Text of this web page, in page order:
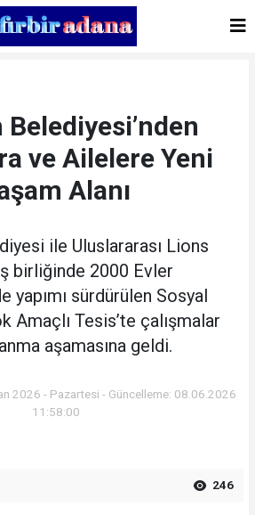
Belediyesi’nden
ve Ailelere Yeni
Alanı
ile Uluslararası Lions
birliğinde 2000 Evler
yapımı sürdürülen Sosyal
Amaçlı Tesis’te çalışmalar
aşamasına geldi.
2026 - Pazartesi - Güncelleme: 08.06.2026
11:58:00
246